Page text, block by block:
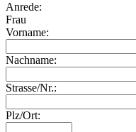
Anrede:
Frau
Vorname:
Nachname:
Strasse/Nr.:
Plz/Ort: